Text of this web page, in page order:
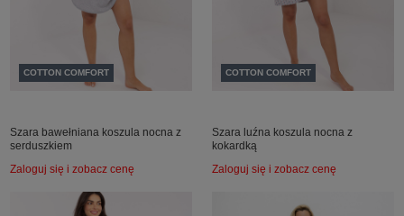
COTTON COMFORT
Szara bawełniana koszula nocna z
serduszkiem
Zaloguj się i zobacz cenę
COTTON COMFORT
Szara luźna koszula nocna z
kokardką
Zaloguj się i zobacz cenę